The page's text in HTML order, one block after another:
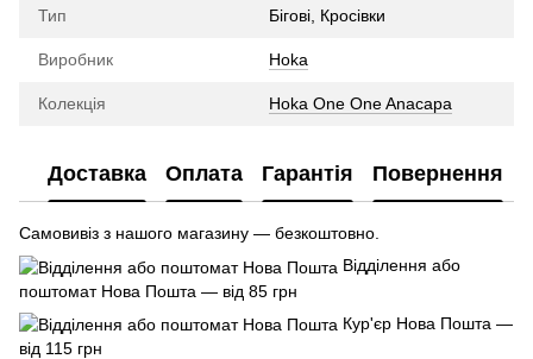
Тип Бігові, Кросівки
Виробник Hoka
Колекція Hoka One One Anacapa
Доставка Оплата Гарантія Повернення
Самовивіз з нашого магазину — безкоштовно.
Відділення або
поштомат Нова Пошта — від 85 грн
Кур'єр Нова Пошта —
від 115 грн